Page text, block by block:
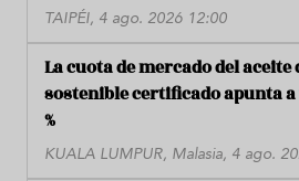
TAIPÉI, 4 ago. 2026 12:00
La cuota de mercado del aceite
sostenible certificado apunta
%
KUALA LUMPUR, Malasia, 4 ago.